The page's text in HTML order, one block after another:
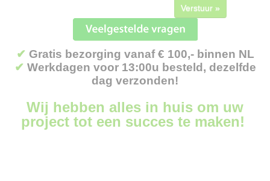
Verstuur »
✔ Gratis bezorging vanaf € 100,- binnen NL
✔ Werkdagen voor 13:00u besteld, dezelfde
dag verzonden!
Wij hebben alles in huis om uw
project tot een succes te maken!